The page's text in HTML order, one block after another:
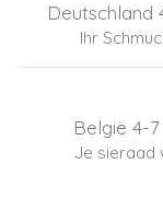
Deutschland
Ihr
België 4-
Je sieraad